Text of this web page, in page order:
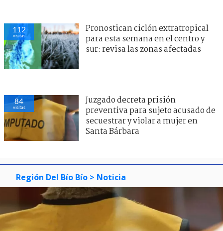
112
visitas
Pronostican ciclón extratropical
para esta semana en el centro y
sur: revisa las zonas afectadas
84
visitas
Juzgado decreta prisión
preventiva para sujeto acusado de
secuestrar y violar a mujer en
Santa Bárbara
Región Del Bío Bío > Noticia